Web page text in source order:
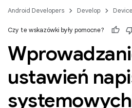
Android Developers Develop
Czy te wskazówki były pomocne?
ustawień
systemowych